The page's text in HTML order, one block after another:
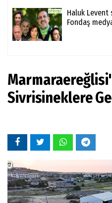
Haluk Levent
Fondaş
Sivrisineklere